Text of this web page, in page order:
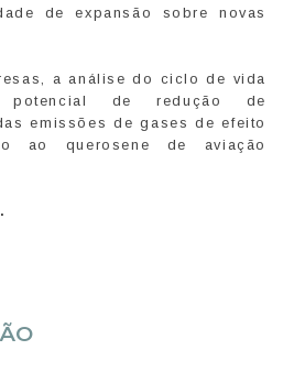
de expansão sobre novas
a análise do ciclo de vida
de redução de
emissões de gases de efeito
ao querosene de aviação
.